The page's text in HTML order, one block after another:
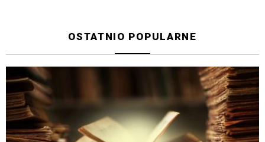
OSTATNIO POPULARNE